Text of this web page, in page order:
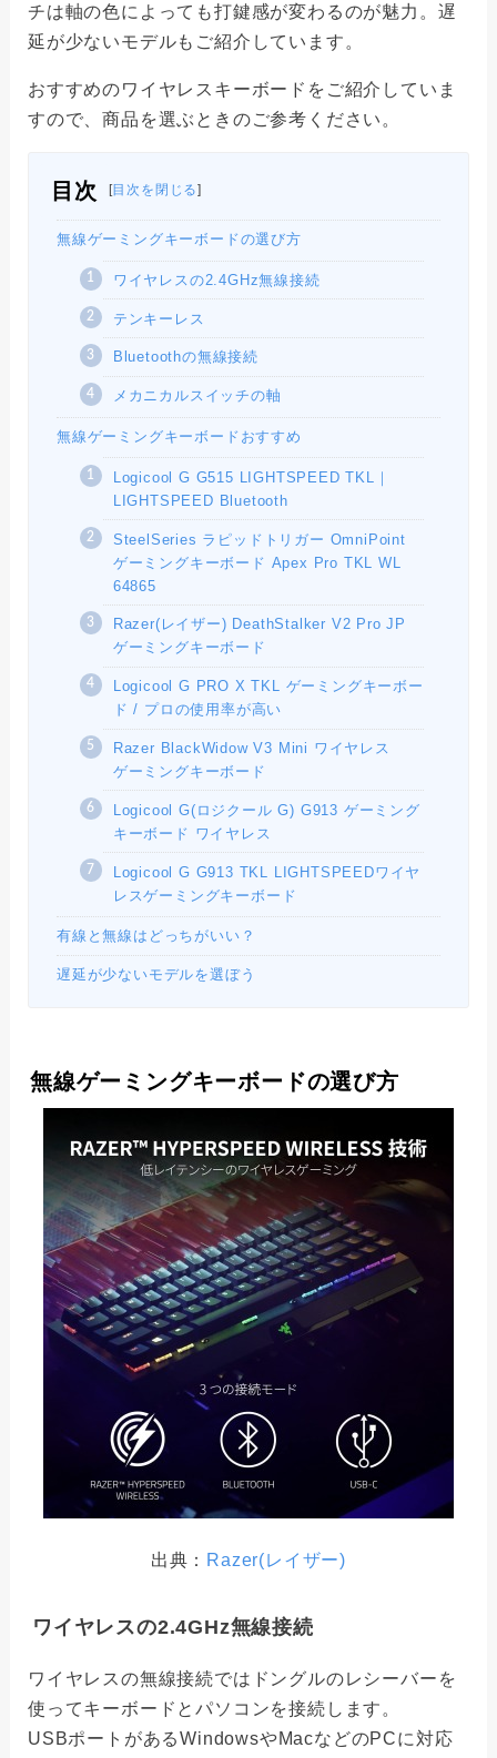
チは軸の色によっても打鍵感が変わるのが魅力。遅
延が少ないモデルもご紹介しています。
おすすめのワイヤレスキーボードをご紹介していま
すので、商品を選ぶときのご参考ください。
目次 目次を閉じる
無線ゲーミングキーボードの選び方
ワイヤレスの2.4GHz無線接続
テンキーレス
Bluetoothの無線接続
メカニカルスイッチの軸
無線ゲーミングキーボードおすすめ
Logicool G G515 LIGHTSPEED TKL｜
LIGHTSPEED Bluetooth
SteelSeries ラピッドトリガー OmniPoint
ゲーミングキーボード Apex Pro TKL WL
64865
Razer(レイザー) DeathStalker V2 Pro JP
ゲーミングキーボード
Logicool G PRO X TKL ゲーミングキーボー
ド / プロの使用率が高い
Razer BlackWidow V3 Mini ワイヤレス
ゲーミングキーボード
Logicool G(ロジクール G) G913 ゲーミング
キーボード ワイヤレス
Logicool G G913 TKL LIGHTSPEEDワイヤ
レスゲーミングキーボード
有線と無線はどっちがいい？
遅延が少ないモデルを選ぼう
無線ゲーミングキーボードの選び方
出典： Razer(レイザー)
ワイヤレスの2.4GHz無線接続
ワイヤレスの無線接続ではドングルのレシーバーを
使ってキーボードとパソコンを接続します。
USBポートがあるWindowsやMacなどのPCに対応